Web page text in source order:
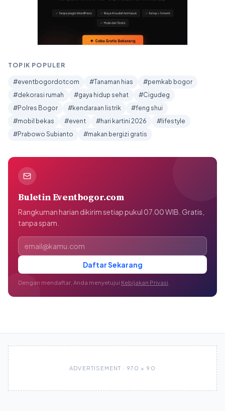
TOPIK POPULER
#eventbogordotcom #Tanaman hias
#pemkab bogor
#dekorasi rumah
#gaya hidup sehat
#Cigudeg
#Polres Bogor
#kendaraan listrik
#feng shui
#mobil bekas
#event #hari kartini 2026
#lifestyle
#Prabowo Subianto
#makan bergizi gratis
Buletin Eventbogor.com
Rangkuman harian dikirim setiap pukul 07.00 WIB. Gratis,
tanpa spam.
Alamat email
Daftar Sekarang
Dengan mendaftar, Anda menyetujui Kebijakan Privasi
ADVERTISEMENT · 970 × 90